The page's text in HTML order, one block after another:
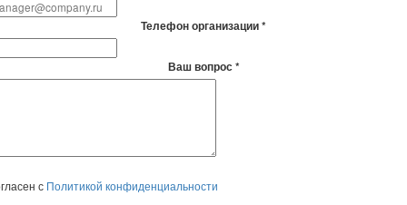
Телефон организации *
Ваш вопрос *
с Политикой конфиденциальности